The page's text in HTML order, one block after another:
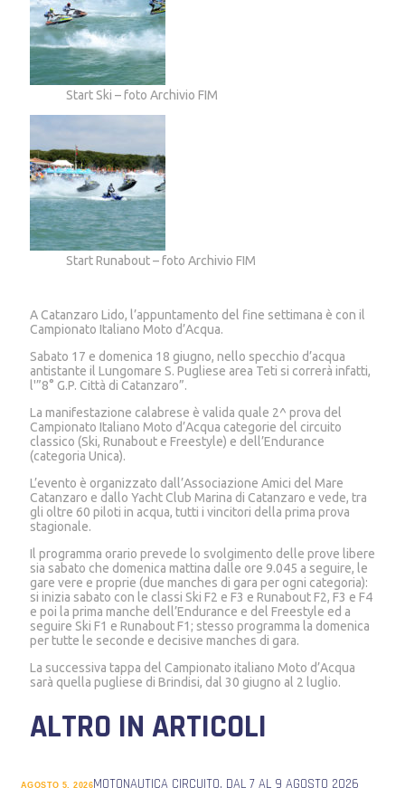
Start Ski – foto Archivio FIM
Start Runabout – foto Archivio FIM
A Catanzaro Lido, l’appuntamento del fine settimana è con il
Campionato Italiano Moto d’Acqua.
Sabato 17 e domenica 18 giugno, nello specchio d’acqua
antistante il Lungomare S. Pugliese area Teti si correrà infatti,
l'”8° G.P. Città di Catanzaro”.
La manifestazione calabrese è valida quale 2^ prova del
Campionato Italiano Moto d’Acqua categorie del circuito
classico (Ski, Runabout e Freestyle) e dell’Endurance
(categoria Unica).
L’evento è organizzato dall’Associazione Amici del Mare
Catanzaro e dallo Yacht Club Marina di Catanzaro e vede, tra
gli oltre 60 piloti in acqua, tutti i vincitori della prima prova
stagionale.
Il programma orario prevede lo svolgimento delle prove libere
sia sabato che domenica mattina dalle ore 9.045 a seguire, le
gare vere e proprie (due manches di gara per ogni categoria):
si inizia sabato con le classi Ski F2 e F3 e Runabout F2, F3 e F4
e poi la prima manche dell’Endurance e del Freestyle ed a
seguire Ski F1 e Runabout F1; stesso programma la domenica
per tutte le seconde e decisive manches di gara.
La successiva tappa del Campionato italiano Moto d’Acqua
sarà quella pugliese di Brindisi, dal 30 giugno al 2 luglio.
ALTRO IN ARTICOLI
AGOSTO 5, 2026MOTONAUTICA CIRCUITO, DAL 7 AL 9 AGOSTO 2026